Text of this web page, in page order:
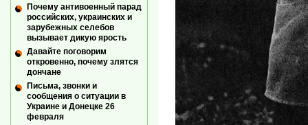
Почему антивоенный парад
российских, украинских и
зарубежных селебов
вызывает дикую ярость
Давайте поговорим
откровенно, почему злятся
дончане
Письма, звонки и
сообщения о ситуации в
Украине и Донецке 26
февраля